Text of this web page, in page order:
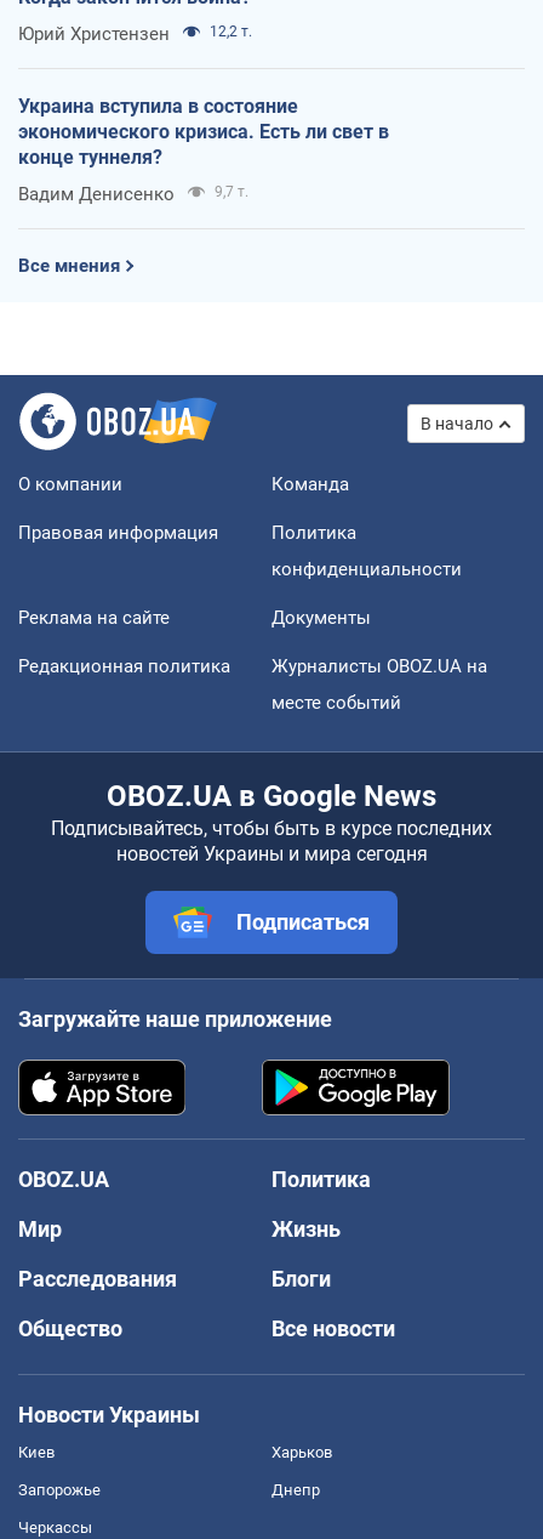
Юрий Христензен 12,2 т.
Украина вступила в состояние
экономического кризиса. Есть ли свет в
конце туннеля?
Вадим Денисенко 9,7 т.
Все мнения
В начало
О компании Команда
Правовая информация
Политика
конфиденциальности
Реклама на сайте Документы
Редакционная политика
Журналисты OBOZ.UA на
месте событий
OBOZ.UA в Google News
Подписывайтесь, чтобы быть в курсе последних
новостей Украины и мира сегодня
Подписаться
Загружайте наше приложение
OBOZ.UA
Политика
Мир
Жизнь
Расследования
Блоги
Общество
Все новости
Новости Украины
Киев Харьков
Запорожье Днепр
Черкассы